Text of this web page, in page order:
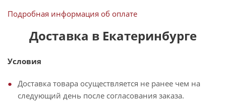
Подробная информация об оплате
Доставка в Екатеринбурге
Условия
Доставка товара осуществляется не ранее чем на
следующий день после согласования заказа.